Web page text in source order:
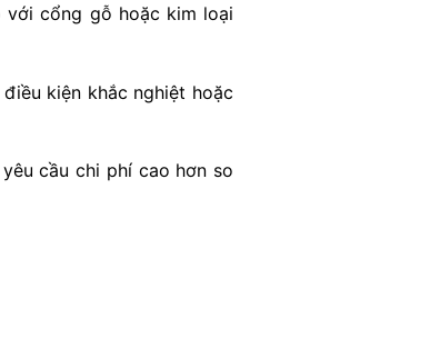
với cổng gỗ hoặc kim loại
kiện khắc nghiệt hoặc
cầu chi phí cao hơn so